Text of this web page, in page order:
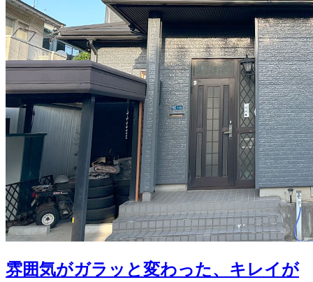
雰囲気がガラッと変わった、キレイが